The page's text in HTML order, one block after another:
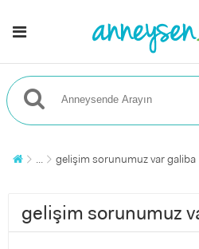
... gelişim sorunumuz var galiba
gelişim sorunumuz